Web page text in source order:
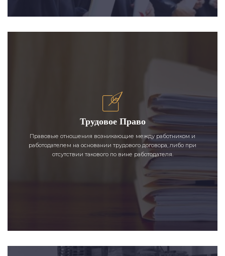
Трудовое Право
Правовые отношения возникающие между работником и
работодателем на основании трудового договора, либо при
отсутствии такового по вине работодателя.